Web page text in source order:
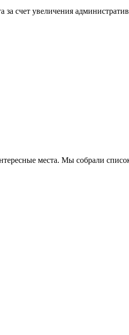
счет увеличения
места. Мы собрали